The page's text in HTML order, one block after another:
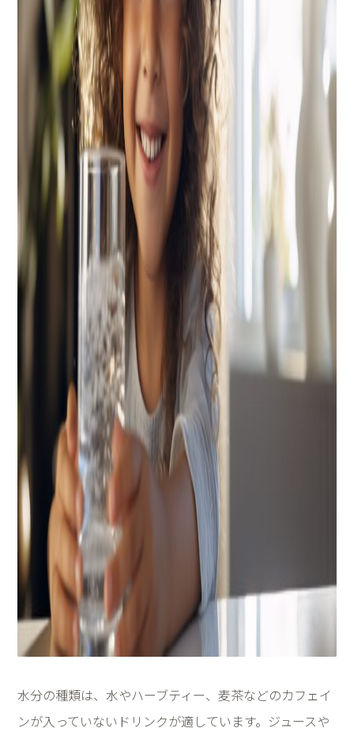
水分の種類は、水やハーブティー、麦茶などのカフェイ
ンが入っていないドリンクが適しています。ジュースや